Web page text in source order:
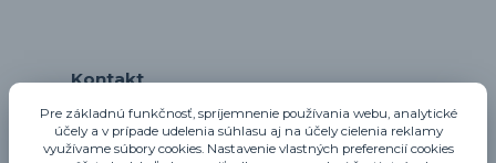
Kontakt
notta@notta.sk
Pre základnú funkčnosť, spríjemnenie používania webu, analytické
účely a v prípade udelenia súhlasu aj na účely cielenia reklamy
využívame súbory cookies. Nastavenie vlastných preferencií cookies